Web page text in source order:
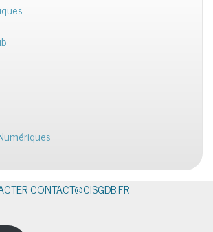
CONTACT@CISGDB.FR